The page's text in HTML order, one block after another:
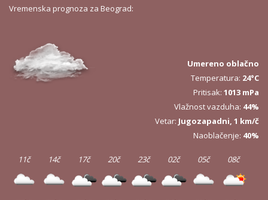
Vremenska prognoza za Beograd:
Umereno oblačno
Temperatura: 24°C
Pritisak: 1013 mPa
Vlažnost vazduha: 44%
Vetar: Jugozapadni, 1 km/č
Naoblačenje: 40%
11č 14č 17č 20č 23č 02č 05č 08č